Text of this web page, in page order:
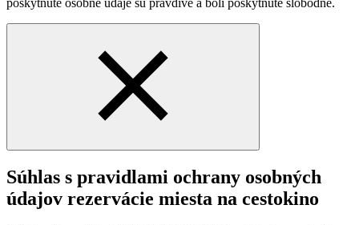
poskytnuté osobné údaje sú pravdivé a boli poskytnuté slobodne.
Súhlas s pravidlami ochrany osobných
údajov rezervácie miesta na cestokino